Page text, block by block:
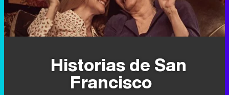
Historias de San
Francisco